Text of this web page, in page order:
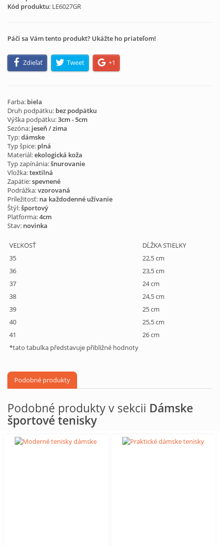
Kód produktu: LE6027GR
Páči sa Vám tento produkt? Ukážte ho priateľom!
Zdieľať Tweet +1
Farba: biela
Druh podpätku: bez podpätku
Výška podpätku:3cm - 5cm
Sezóna: jeseň / zima
Typ:dámske
Typ špice: plná
Materiál:ekologická koža
Typ zapínánia:šnurovanie
Vložka:textilná
Zapätie:spevnené
Podrážka:vzorovaná
Príležitosť: na každodenné užívanie
Štýl:športový
Platforma:4cm
Stav: novinka
VEĽKOSŤ
DĹŽKA STIELKY
35
22,5 cm
36
23,5 cm
37
24 cm
38
24,5 cm
39
25 cm
40
25,5 cm
41
26 cm
*tato tabulka představuje přibližné hodnoty
Podobné produkty
Podobné produkty v sekcii Dámske
športové tenisky